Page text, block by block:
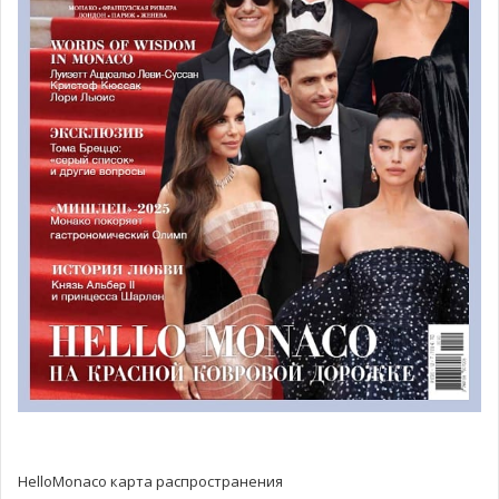
HelloMonaco карта распространения